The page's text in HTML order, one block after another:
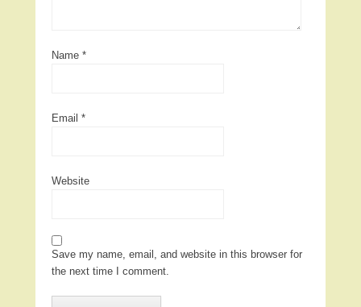
Name *
Email *
Website
Save my name, email, and website in this browser for
the next time I comment.